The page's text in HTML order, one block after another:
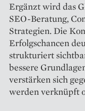
Ergänzt wird das
SEO-Beratung,
Strategien. Die
Erfolgschancen
strukturiert
bessere
verstärken sich
werden verknüpft